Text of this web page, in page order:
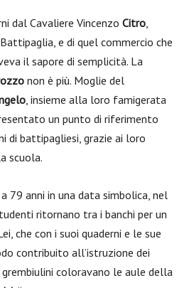
dal Cavaliere Vincenzo Citro,
e di quel commercio che
il sapore di semplicità. La
non è più. Moglie del
, insieme alla loro famigerata
un punto di riferimento
di battipagliesi, grazie ai loro
scuola.
79 anni in una data simbolica, nel
ritornano tra i banchi per un
che con i suoi quaderni e le sue
contribuito all’istruzione dei
coloravano le aule della